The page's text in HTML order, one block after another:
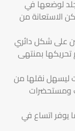
لوضعها في
الاستعانة من
على شكل دائري
تحريكها بمنتهى
ليسهل نقلها من
ومستحضرات
يوفر اتساع في